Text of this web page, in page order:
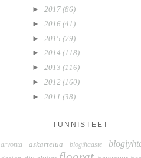
►2017(86)
► 2016(41)
► 2015(79)
►2014(118)
►2013(116)
► 2012(160)
► 2011(38)
TUNNISTEET
arvonta askartelua blogihaaste